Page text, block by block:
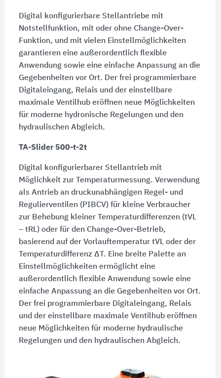
Digital konfigurierbare Stellantriebe mit
Notstellfunktion, mit oder ohne Change-Over-
Funktion, und mit vielen Einstellmöglichkeiten
garantieren eine außerordentlich flexible
Anwendung sowie eine einfache Anpassung an die
Gegebenheiten vor Ort. Der frei programmierbare
Digitaleingang, Relais und der einstellbare
maximale Ventilhub eröffnen neue Möglichkeiten
für moderne hydronische Regelungen und den
hydraulischen Abgleich.
TA-Slider 500-t-2t
Digital konfigurierbarer Stellantrieb mit
Möglichkeit zur Temperaturmessung. Verwendung
als Antrieb an druckunabhängigen Regel- und
Regulierventilen (PIBCV) für kleine Verbraucher
zur Behebung kleiner Temperaturdifferenzen (tVL
– tRL) oder für den Change-Over-Betrieb,
basierend auf der Vorlauftemperatur tVL oder der
Temperaturdifferenz ΔT. Eine breite Palette an
Einstellmöglichkeiten ermöglicht eine
außerordentlich flexible Anwendung sowie eine
einfache Anpassung an die Gegebenheiten vor Ort.
Der frei programmierbare Digitaleingang, Relais
und der einstellbare maximale Ventilhub eröffnen
neue Möglichkeiten für moderne hydraulische
Regelungen und den hydraulischen Abgleich.